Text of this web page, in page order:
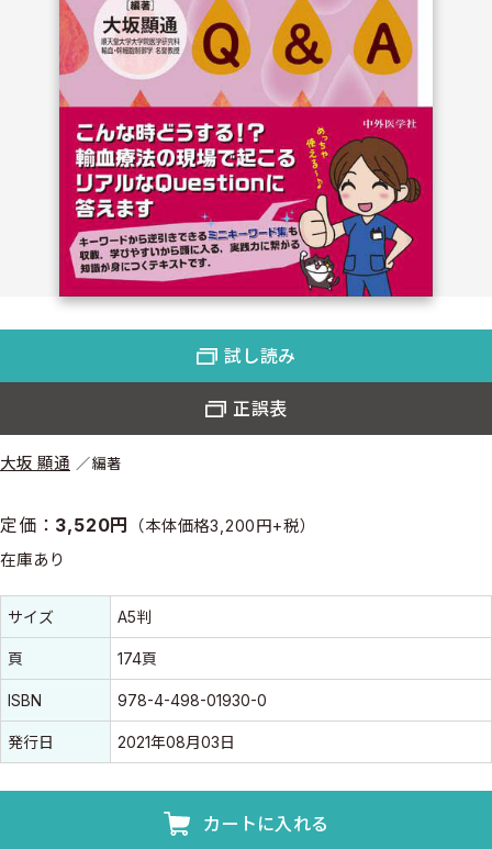
大坂 顯通 編著
定価： 3,520円 （本体価格3,200円+税）
在庫あり
書誌情報
書誌情報
サイズ A5判
頁 174頁
ISBN 978-4-498-01930-0
発行日 2021年08月03日
カートに入れる
試し読み
正誤表